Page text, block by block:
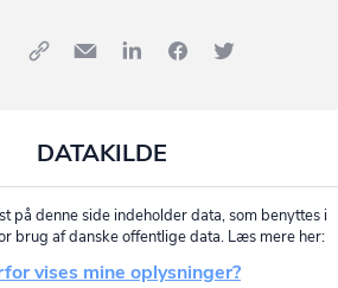
DATAKILDE
på denne side indeholder data, som benyttes i
brug af danske offentlige data. Læs mere her:
vises mine oplysninger?